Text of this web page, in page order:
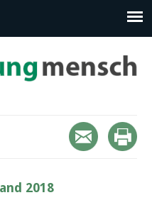
2018